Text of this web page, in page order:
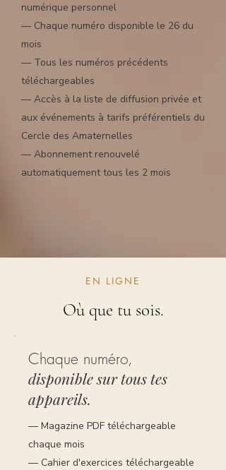
numérique personnel
— Chaque numéro disponible le 26 du
mois
— Tous les numéros précédents
téléchargeables
— Accès à la liste de diffusion privée et
aux événements à tarifs préférentiels du
Cercle des Amaternelles
— Abonnement renouvelé
automatiquement tous les 2 mois
EN LIGNE
Où que tu sois.
Chaque numéro,
disponible sur tous tes
appareils.
— Magazine PDF téléchargeable
chaque mois
— Cahier d'exercices téléchargeable